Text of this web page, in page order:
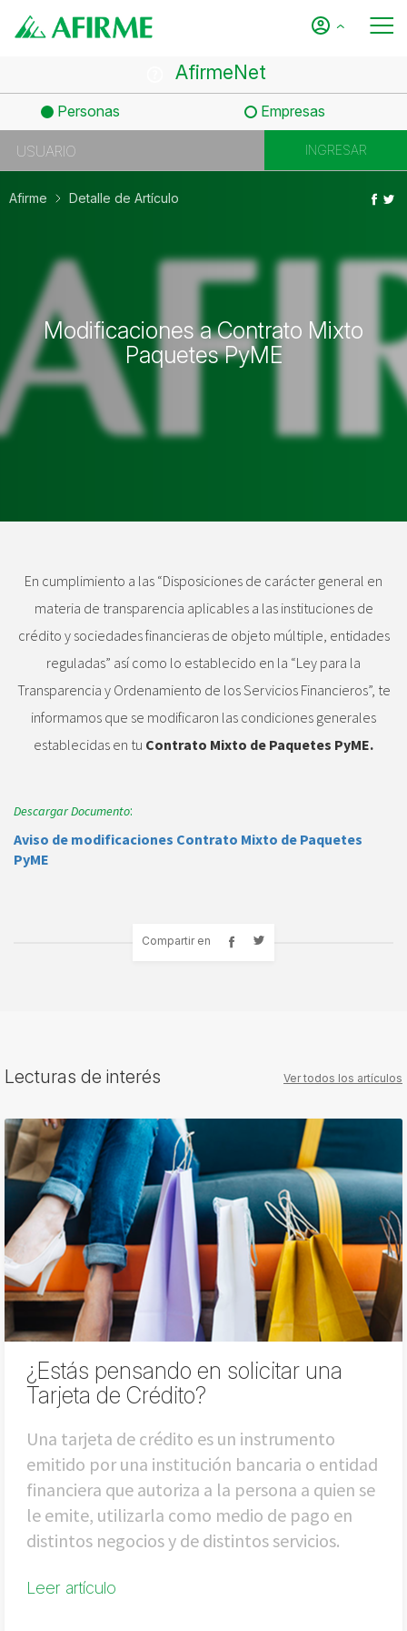
AfirmeNet
Personas Empresas
Afirme Detalle de Artículo
Modificaciones a Contrato Mixto
Paquetes PyME
En cumplimiento a las “Disposiciones de carácter general en
materia de transparencia aplicables a las instituciones de
crédito y sociedades financieras de objeto múltiple, entidades
reguladas” así como lo establecido en la “Ley para la
Transparencia y Ordenamiento de los Servicios Financieros”, te
informamos que se modificaron las condiciones generales
establecidas en tu Contrato Mixto de Paquetes PyME.
Descargar Documento:
Aviso de modificaciones Contrato Mixto de Paquetes
PyME
Compartir en
Lecturas de interés Ver todos los artículos
¿Estás pensando en solicitar una
Tarjeta de Crédito?
Una tarjeta de crédito es un instrumento
emitido por una institución bancaria o entidad
financiera que autoriza a la persona a quien se
le emite, utilizarla como medio de pago en
distintos negocios y de distintos servicios.
Leer artículo